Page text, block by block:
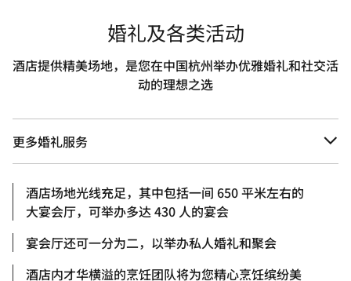
婚礼及各类活动
酒店提供精美场地，是您在中国杭州举办优雅婚礼和社交活
动的理想之选
更多婚礼服务
酒店场地光线充足，其中包括一间 650 平米左右的
大宴会厅，可举办多达 430 人的宴会
宴会厅还可一分为二，以举办私人婚礼和聚会
酒店内才华横溢的烹饪团队将为您精心烹饪缤纷美